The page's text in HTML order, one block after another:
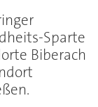
Sparte
Biberach